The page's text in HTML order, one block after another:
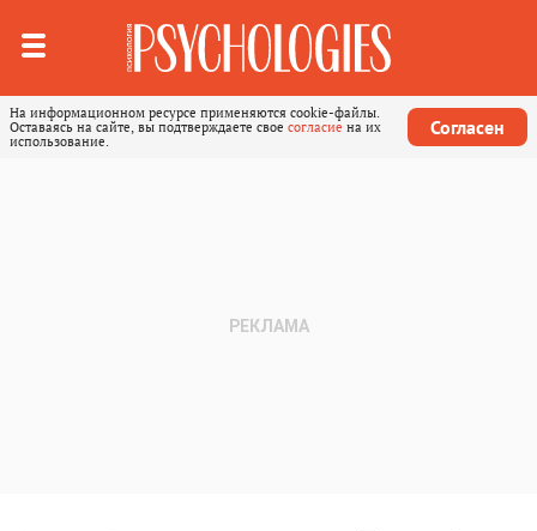
На информационном ресурсе применяются cookie-файлы.
Оставаясь на сайте, вы подтверждаете свое согласие на их
использование.
Согласен